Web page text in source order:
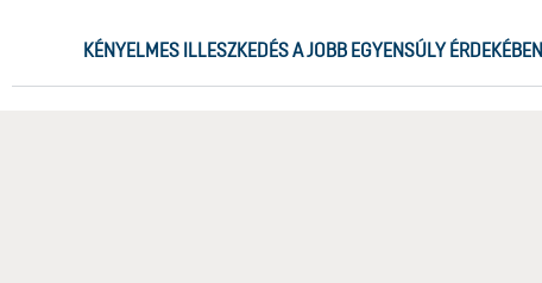
KÉNYELMES ILLESZKEDÉS A JOBB EGYENSÚLY ÉRDEKÉBEN